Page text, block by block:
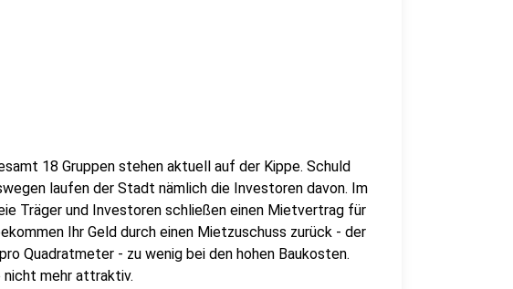
18 Gruppen stehen aktuell auf der Kippe. Schuld
laufen der Stadt nämlich die Investoren davon. Im
Träger und Investoren schließen einen Mietvertrag für
Ihr Geld durch einen Mietzuschuss zurück - der
Quadratmeter - zu wenig bei den hohen Baukosten.
nicht mehr attraktiv.